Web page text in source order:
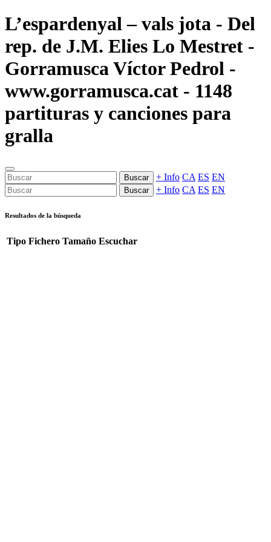
L’espardenyal – vals jota - Del
rep. de J.M. Elies Lo Mestret -
Gorramusca Víctor Pedrol -
www.gorramusca.cat - 1148
partituras y canciones para
gralla
Buscar + Info CA ES EN
Buscar + Info CA ES EN
Resultados de la búsqueda
Tipo Fichero Tamaño Escuchar